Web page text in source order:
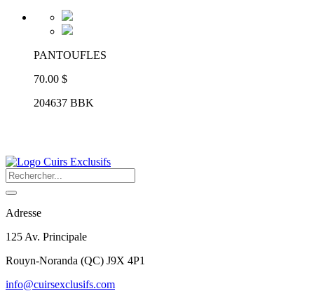
PANTOUFLES
70.00 $
204637 BBK
Adresse
125 Av. Principale
Rouyn-Noranda (QC) J9X 4P1
info@cuirsexclusifs.com